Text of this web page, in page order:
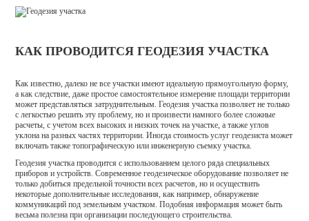
КАК ПРОВОДИТСЯ ГЕОДЕЗИЯ УЧАСТКА
Как известно, далеко не все участки имеют идеальную прямоугольную форму,
а как следствие, даже простое самостоятельное измерение площади территории
может представляться затруднительным. Геодезия участка позволяет не только
с легкостью решить эту проблему, но и произвести намного более сложные
расчеты, с учетом всех высоких и низких точек на участке, а также углов
уклона на разных частях территории. Иногда стоимость услуг геодезиста может
включать также топографическую или инженерную съемку участка.
Геодезия участка проводится с использованием целого ряда специальных
приборов и устройств. Современное геодезическое оборудование позволяет не
только добиться предельной точности всех расчетов, но и осуществить
некоторые дополнительные исследования, как например, обнаружение
коммуникаций под земельным участком. Подобная информация может быть
весьма полезна при организации последующего строительства.